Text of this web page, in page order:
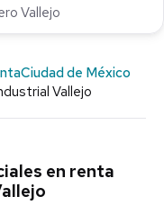
Vallejo
Ciudad de México
Vallejo
en renta